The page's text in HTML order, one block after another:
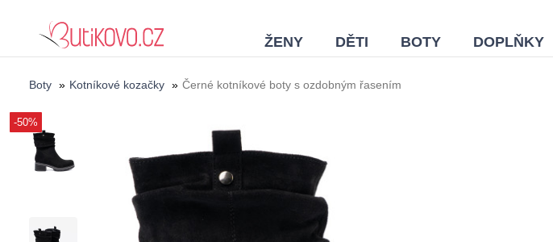
ŽENY DĚTI BOTY DOPLŇKY
Boty » Kotníkové kozačky » Černé kotníkové boty s ozdobným řasením
-50%